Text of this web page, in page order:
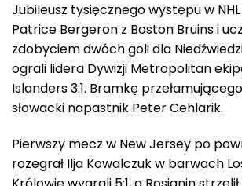
Jubileusz tysięcznego występu w
Patrice Bergeron z Boston Bruins i
zdobyciem dwóch goli dla
ograli lidera Dywizji Metropolitan
Islanders 3:1. Bramkę przełamującego
słowacki napastnik Peter Cehlarik.
Pierwszy mecz w New Jersey po
rozegrał Ilja Kowalczuk w barwach